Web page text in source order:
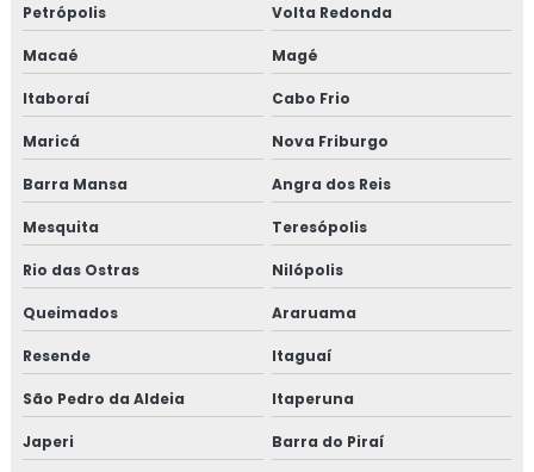
Petrópolis Volta Redonda
Macaé Magé
Itaboraí Cabo Frio
Maricá Nova Friburgo
Barra Mansa Angra dos Reis
Mesquita Teresópolis
Rio das Ostras Nilópolis
Queimados Araruama
Resende Itaguaí
São Pedro da Aldeia Itaperuna
Japeri Barra do Piraí